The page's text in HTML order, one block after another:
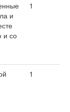
и
и со
1
1